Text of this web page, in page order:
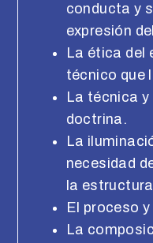
conducta y
expresión
La ética del
técnico que
La técnica
doctrina.
La
necesidad
la
El proceso
La